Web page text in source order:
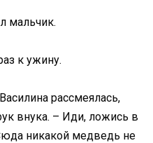
мальчик.
к ужину.
рассмеялась,
внука. – Иди, ложись в
никакой медведь не